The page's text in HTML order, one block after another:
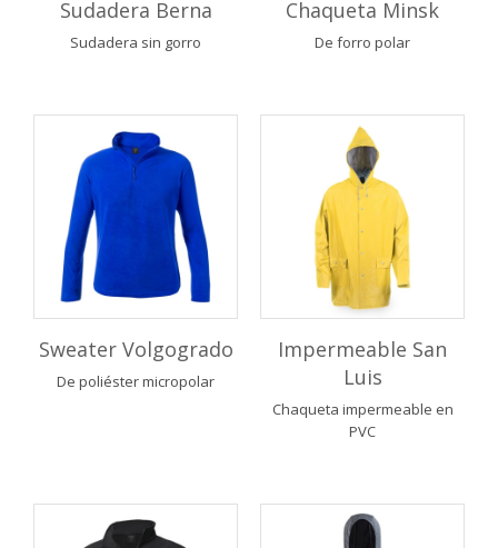
Sudadera Berna
Sudadera sin gorro
Chaqueta Minsk
De forro polar
Sweater Volgogrado
De poliéster micropolar
Impermeable San
Luis
Chaqueta impermeable en
PVC